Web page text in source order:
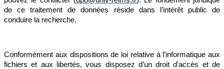
de ce traitement de données réside dans l’intérêt public de
conduire la recherche.
Conformément aux dispositions de loi relative à l’informatique aux
fichiers et aux libertés, vous disposez d’un droit d’accès et de